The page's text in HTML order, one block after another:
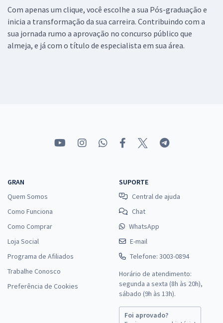
Com apenas um clique, você escolhe a sua Pós-graduação e
inicia a transformação da sua carreira. Contribuindo com a
sua jornada rumo a aprovação no concurso público que
almeja, e já com o título de especialista em sua área.
GRAN
Quem Somos
Como Funciona
Como Comprar
Loja Social
Programa de Afiliados
Trabalhe Conosco
Preferência de Cookies
SUPORTE
Central de ajuda
Chat
WhatsApp
E-mail
Telefone: 3003-0894
Horário de atendimento:
segunda a sexta (8h às 20h),
sábado (9h às 13h).
Foi aprovado?